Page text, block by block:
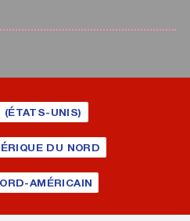
(ÉTATS-UNIS)
DU NORD
AMÉRICAIN